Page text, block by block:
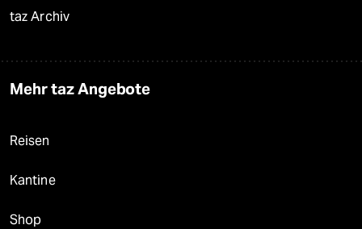
taz Archiv
Mehr taz Angebote
Reisen
Kantine
Shop